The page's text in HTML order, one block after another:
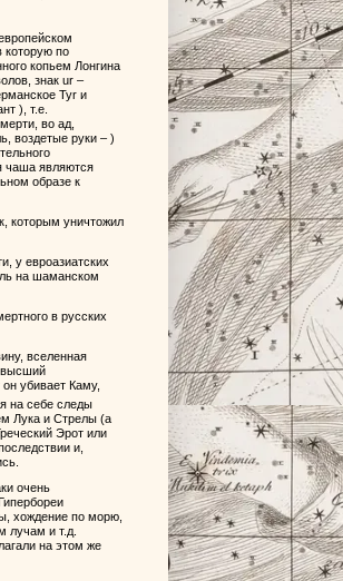
которую по
копьем Лонгина
знак ur –
Tyr и
), т.е.
во ад,
воздетые руки – )
чаша являются
образе к
которым уничтожил
у евроазиатских
на шаманском
в русских
вселенная
высший
убивает Каму,
на себе следы
Лука и Стрелы (а
Эрот или
и,
очень
хождение по морю,
лучам и т.д.
на этом же